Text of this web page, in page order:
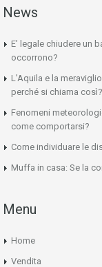
News
E’ legale chiudere un
occorrono?
L’Aquila e la
perché si chiama così?
Fenomeni
come comportarsi?
Come individuare le
Muffa in casa: Se la
Menu
Home
Vendita